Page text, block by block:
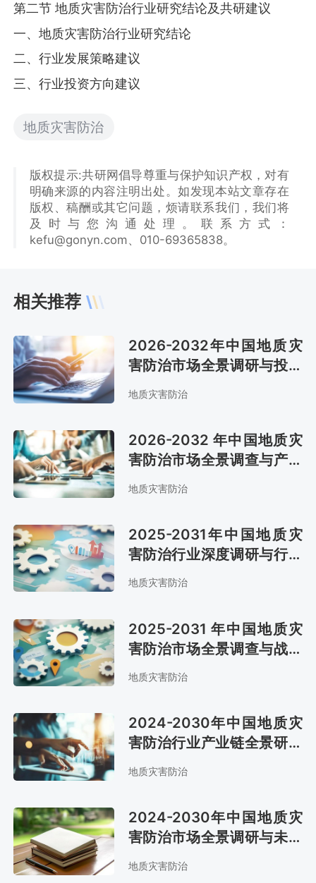
第二节 地质灾害防治行业研究结论及共研建议
一、地质灾害防治行业研究结论
二、行业发展策略建议
三、行业投资方向建议
地质灾害防治
版权提示:共研网倡导尊重与保护知识产权，对有
明确来源的内容注明出处。如发现本站文章存在
版权、稿酬或其它问题，烦请联系我们，我们将
及时与您沟通处理。联系方式：
kefu@gonyn.com、010-69365838。
相关推荐
2026-2032年中国地质灾
害防治市场全景调研与投资
战略咨询报告
地质灾害防治
2026-2032 年中国地质灾
害防治市场全景调查与产业
地质灾害防治
2025-2031年中国地质灾
害防治行业深度调研与行业
前景预测报告
地质灾害防治
2025-2031 年中国地质灾
害防治市场全景调查与战略
咨询报告
地质灾害防治
2024-2030年中国地质灾
害防治行业产业链全景研究
及市场前景评估报告
地质灾害防治
2024-2030年中国地质灾
害防治市场全景调研与未来
发展趋势报告
地质灾害防治